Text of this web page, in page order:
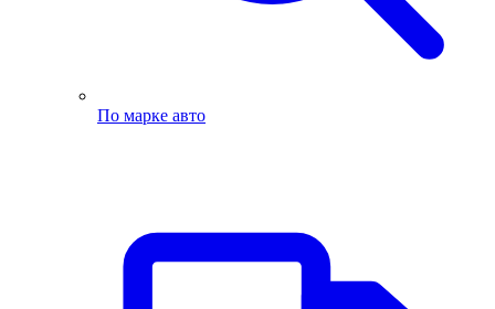
По марке авто